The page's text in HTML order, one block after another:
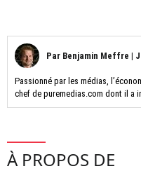
Par Benjamin Meffre |
Passionné par les médias,
chef de puremedias.com dont il a
À PROPOS DE